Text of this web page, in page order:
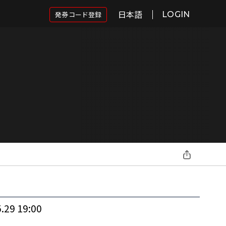
発券コード登録 日本語 LOGIN
19:00